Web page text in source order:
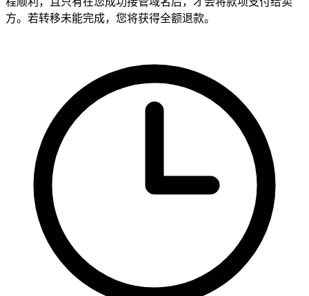
方。若转移未能完成，您将获得全额退款。